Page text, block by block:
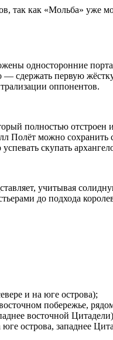
, так как «Мольба» уже
односторонние
сдержать первую
оппонентов.
полностью отстроен
Полёт можно
скупать
учитывая
до подхода
и на юге острова);
побережье,
восточной
острова, западнее